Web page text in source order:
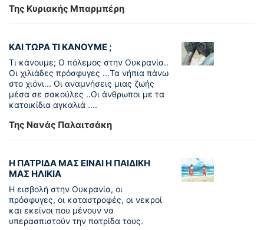
Της Κυριακής Μπαρμπέρη
ΚΑΙ ΤΩΡΑ ΤΙ ΚΑΝΟΥΜΕ ;
Τι κάνουμε; Ο πόλεμος στην Ουκρανία..
Οι χιλιάδες πρόσφυγες ...Τα νήπια πάνω
στο χιόνι... Οι αναμνήσεις μιας ζωής
μέσα σε σακούλες ..Οι άνθρωποι με τα
κατοικίδια αγκαλιά ....
Της Νανάς Παλαιτσάκη
Η ΠΑΤΡΙΔΑ ΜΑΣ ΕΙΝΑΙ Η ΠΑΙΔΙΚΗ
ΜΑΣ ΗΛΙΚΙΑ
Η εισβολή στην Ουκρανία, οι
πρόσφυγες, οι καταστροφές, οι νεκροί
και εκείνοι που μένουν να
υπερασπιστούν την πατρίδα τους.